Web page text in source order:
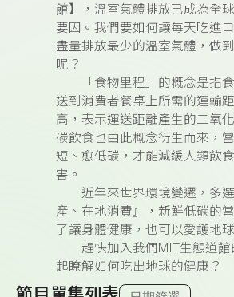
館】，溫室氣體排放已成為全
要因。我們要如何讓每天吃進
盡量排放最少的溫室氣體，做
呢？
「食物里程」的概念是指食
送到消費者餐桌上所需的運輸
高，表示運送距離產生的二氧
碳飲食也由此概念衍生而來 ，
短、愈低碳，才能減緩人類飲
害。
近年來世界環境變遷，多選
產、在地消費』，新鮮低碳的
了讓身體健康，也可以愛護地球
趕快加入我們MIT生態道館
起瞭解如何吃出地球的健康？